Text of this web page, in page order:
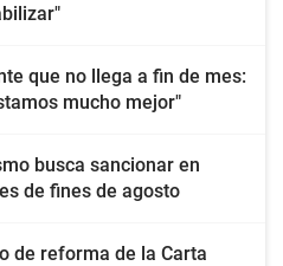
que no llega a fin de mes:
mucho mejor"
busca sancionar en
de fines de agosto
de reforma de la Carta